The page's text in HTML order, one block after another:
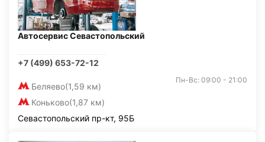
Автосервис Севастопольский
+7 (499) 653-72-12
Беляево(1,59 км)
Коньково(1,87 км)
Пн-Вс: 09:00 - 21:00
Севастопольский пр-кт, 95Б